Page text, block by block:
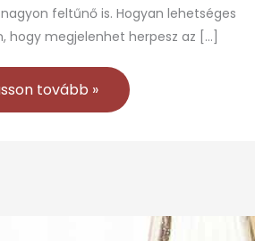
feltűnő is. Hogyan lehetséges
hogy megjelenhet herpesz az […]
tovább »